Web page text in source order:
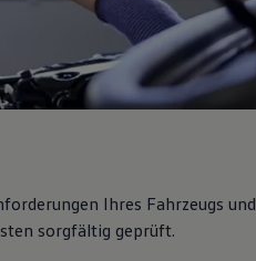
Ihres Fahrzeugs und
sorgfältig geprüft.